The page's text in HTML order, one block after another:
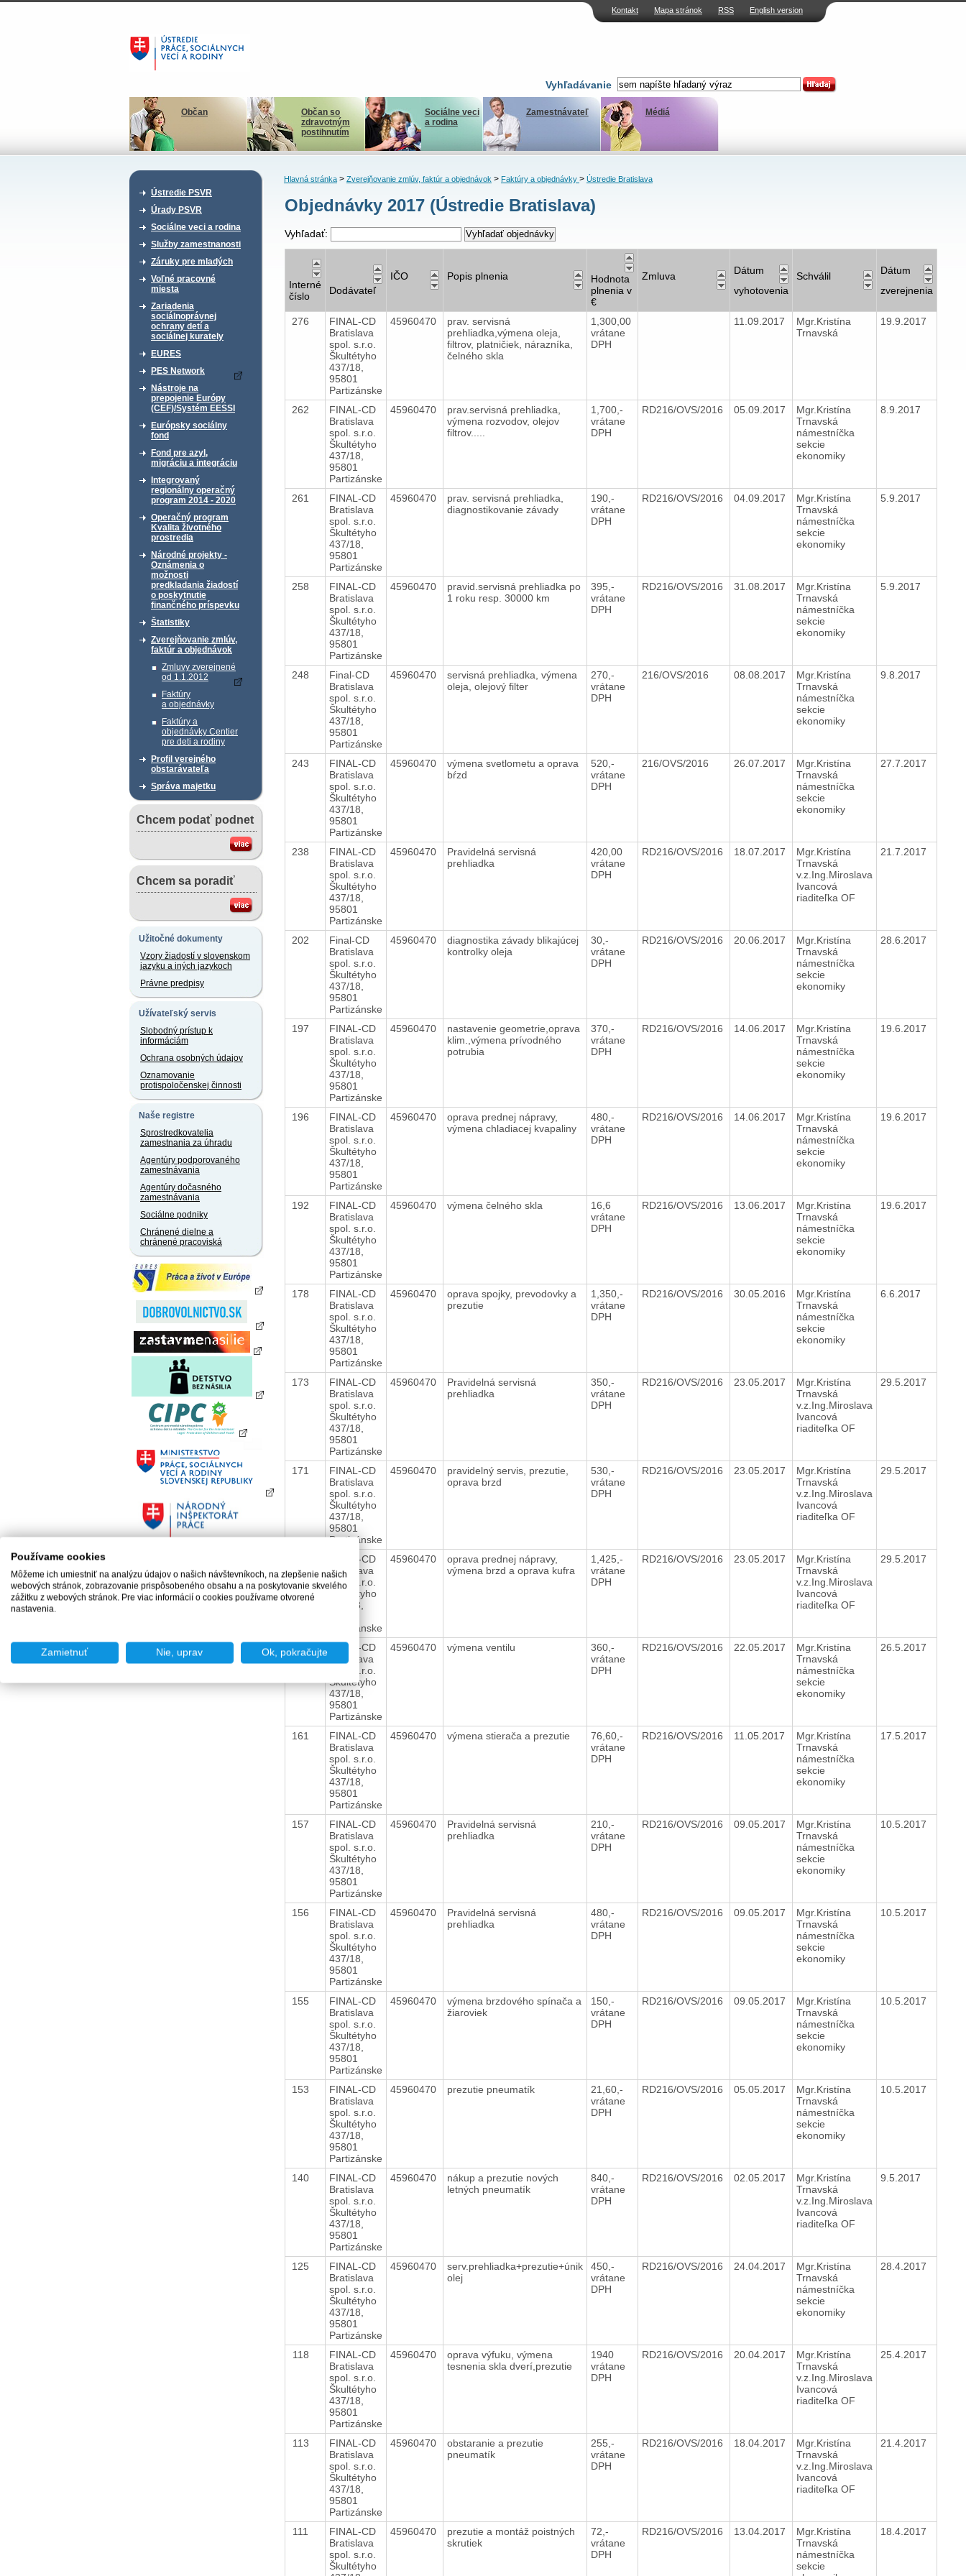
Kontakt Mapa stránok RSS English version
Vyhľadávanie
Občan
Občan so
zdravotným
postihnutím
Sociálne veci
a rodina
Zamestnávateľ Médiá
Ústredie PSVR
Úrady PSVR
Sociálne veci a rodina
Služby zamestnanosti
Záruky pre mladých
Voľné pracovné
miesta
Zariadenia
sociálnoprávnej
ochrany detí a
sociálnej kurately
EURES
PES Network
Nástroje na
prepojenie Európy
(CEF)/Systém EESSI
Európsky sociálny
fond
Fond pre azyl,
migráciu a integráciu
Integrovaný
regionálny operačný
program 2014 - 2020
Operačný program
Kvalita životného
prostredia
Národné projekty -
Oznámenia o
možnosti
predkladania žiadostí
o poskytnutie
finančného príspevku
Štatistiky
Zverejňovanie zmlúv,
faktúr a objednávok
Zmluvy zverejnené
od 1.1.2012
Faktúry
a objednávky
Faktúry a
objednávky Centier
pre deti a rodiny
Profil verejného
obstarávateľa
Správa majetku
Chcem podať podnet
Chcem sa poradiť
Užitočné dokumenty
Vzory žiadostí v slovenskom
jazyku a iných jazykoch
Právne predpisy
Užívateľský servis
Slobodný prístup k
informáciám
Ochrana osobných údajov
Oznamovanie
protispoločenskej činnosti
Naše registre
Sprostredkovatelia
zamestnania za úhradu
Agentúry podporovaného
zamestnávania
Agentúry dočasného
zamestnávania
Sociálne podniky
Chránené dielne a
chránené pracoviská
Hlavná stránka> Zverejňovanie zmlúv, faktúr a objednávok> Faktúry a objednávky > Ústredie Bratislava
Objednávky 2017 (Ústredie Bratislava)
Vyhľadať:
Interné
číslo
Dodávateľ
IČO Popis plnenia
Hodnota
plnenia v
€
Zmluva
Dátum
vyhotovenia
Schválil
Dátum
zverejnenia
276
FINAL-CD
Bratislava
spol. s.r.o.
Škultétyho
437/18,
95801
Partizánske
45960470
prav. servisná
prehliadka,výmena oleja,
filtrov, platničiek, nárazníka,
čelného skla
1,300,00
vrátane
DPH
11.09.2017
Mgr.Kristína
Trnavská
19.9.2017
262
FINAL-CD
Bratislava
spol. s.r.o.
Škultétyho
437/18,
95801
Partizánske
45960470
prav.servisná prehliadka,
výmena rozvodov, olejov
filtrov.....
1,700,-
vrátane
DPH
RD216/OVS/2016 05.09.2017
Mgr.Kristína
Trnavská
námestníčka
sekcie
ekonomiky
8.9.2017
261
FINAL-CD
Bratislava
spol. s.r.o.
Škultétyho
437/18,
95801
Partizánske
45960470
prav. servisná prehliadka,
diagnostikovanie závady
190,-
vrátane
DPH
RD216/OVS/2016 04.09.2017
Mgr.Kristína
Trnavská
námestníčka
sekcie
ekonomiky
5.9.2017
258
FINAL-CD
Bratislava
spol. s.r.o.
Škultétyho
437/18,
95801
Partizánske
45960470
pravid.servisná prehliadka po
1 roku resp. 30000 km
395,-
vrátane
DPH
RD216/OVS/2016 31.08.2017
Mgr.Kristína
Trnavská
námestníčka
sekcie
ekonomiky
5.9.2017
248
Final-CD
Bratislava
spol. s.r.o.
Škultétyho
437/18,
95801
Partizánske
45960470
servisná prehliadka, výmena
oleja, olejový filter
270,-
vrátane
DPH
216/OVS/2016 08.08.2017
Mgr.Kristína
Trnavská
námestníčka
sekcie
ekonomiky
9.8.2017
243
FINAL-CD
Bratislava
spol. s.r.o.
Škultétyho
437/18,
95801
Partizánske
45960470
výmena svetlometu a oprava
bŕzd
520,-
vrátane
DPH
216/OVS/2016 26.07.2017
Mgr.Kristína
Trnavská
námestníčka
sekcie
ekonomiky
27.7.2017
238
FINAL-CD
Bratislava
spol. s.r.o.
Škultétyho
437/18,
95801
Partizánske
45960470
Pravidelná servisná
prehliadka
420,00
vrátane
DPH
RD216/OVS/2016 18.07.2017
Mgr.Kristína
Trnavská
v.z.Ing.Miroslava
Ivancová
riaditeľka OF
21.7.2017
202
Final-CD
Bratislava
spol. s.r.o.
Škultétyho
437/18,
95801
Partizánske
45960470
diagnostika závady blikajúcej
kontrolky oleja
30,-
vrátane
DPH
RD216/OVS/2016 20.06.2017
Mgr.Kristína
Trnavská
námestníčka
sekcie
ekonomiky
28.6.2017
197
FINAL-CD
Bratislava
spol. s.r.o.
Škultétyho
437/18,
95801
Partizánske
45960470
nastavenie geometrie,oprava
klim.,výmena prívodného
potrubia
370,-
vrátane
DPH
RD216/OVS/2016 14.06.2017
Mgr.Kristína
Trnavská
námestníčka
sekcie
ekonomiky
19.6.2017
196
FINAL-CD
Bratislava
spol. s.r.o.
Škultétyho
437/18,
95801
Partizánske
45960470
oprava prednej nápravy,
výmena chladiacej kvapaliny
480,-
vrátane
DPH
RD216/OVS/2016 14.06.2017
Mgr.Kristína
Trnavská
námestníčka
sekcie
ekonomiky
19.6.2017
192
FINAL-CD
Bratislava
spol. s.r.o.
Škultétyho
437/18,
95801
Partizánske
45960470 výmena čelného skla
16,6
vrátane
DPH
RD216/OVS/2016 13.06.2017
Mgr.Kristína
Trnavská
námestníčka
sekcie
ekonomiky
19.6.2017
178
FINAL-CD
Bratislava
spol. s.r.o.
Škultétyho
437/18,
95801
Partizánske
45960470
oprava spojky, prevodovky a
prezutie
1,350,-
vrátane
DPH
RD216/OVS/2016 30.05.2016
Mgr.Kristína
Trnavská
námestníčka
sekcie
ekonomiky
6.6.2017
173
FINAL-CD
Bratislava
spol. s.r.o.
Škultétyho
437/18,
95801
Partizánske
45960470
Pravidelná servisná
prehliadka
350,-
vrátane
DPH
RD216/OVS/2016 23.05.2017
Mgr.Kristína
Trnavská
v.z.Ing.Miroslava
Ivancová
riaditeľka OF
29.5.2017
171
FINAL-CD
Bratislava
spol. s.r.o.
Škultétyho
437/18,
95801
Partizánske
45960470
pravidelný servis, prezutie,
oprava brzd
530,-
vrátane
DPH
RD216/OVS/2016 23.05.2017
Mgr.Kristína
Trnavská
v.z.Ing.Miroslava
Ivancová
riaditeľka OF
29.5.2017
FINAL-CD
Bratislava
spol. s.r.o.
Škultétyho
437/18,
Partizánske
45960470
oprava prednej nápravy,
výmena brzd a oprava kufra
1,425,-
vrátane
DPH
RD216/OVS/2016 23.05.2017
Mgr.Kristína
Trnavská
v.z.Ing.Miroslava
Ivancová
riaditeľka OF
29.5.2017
169
FINAL-CD
Bratislava
spol. s.r.o.
Škultétyho
437/18,
95801
Partizánske
45960470 výmena ventilu
360,-
vrátane
DPH
RD216/OVS/2016 22.05.2017
Mgr.Kristína
Trnavská
námestníčka
sekcie
ekonomiky
26.5.2017
161
FINAL-CD
Bratislava
spol. s.r.o.
Škultétyho
437/18,
95801
Partizánske
45960470 výmena stierača a prezutie
76,60,-
vrátane
DPH
RD216/OVS/2016 11.05.2017
Mgr.Kristína
Trnavská
námestníčka
sekcie
ekonomiky
17.5.2017
157
FINAL-CD
Bratislava
spol. s.r.o.
Škultétyho
437/18,
95801
Partizánske
45960470
Pravidelná servisná
prehliadka
210,-
vrátane
DPH
RD216/OVS/2016 09.05.2017
Mgr.Kristína
Trnavská
námestníčka
sekcie
ekonomiky
10.5.2017
156
FINAL-CD
Bratislava
spol. s.r.o.
Škultétyho
437/18,
95801
Partizánske
45960470
Pravidelná servisná
prehliadka
480,-
vrátane
DPH
RD216/OVS/2016 09.05.2017
Mgr.Kristína
Trnavská
námestníčka
sekcie
ekonomiky
10.5.2017
155
FINAL-CD
Bratislava
spol. s.r.o.
Škultétyho
437/18,
95801
Partizánske
45960470
výmena brzdového spínača a
žiaroviek
150,-
vrátane
DPH
RD216/OVS/2016 09.05.2017
Mgr.Kristína
Trnavská
námestníčka
sekcie
ekonomiky
10.5.2017
153
FINAL-CD
Bratislava
spol. s.r.o.
Škultétyho
437/18,
95801
Partizánske
45960470 prezutie pneumatík
21,60,-
vrátane
DPH
RD216/OVS/2016 05.05.2017
Mgr.Kristína
Trnavská
námestníčka
sekcie
ekonomiky
10.5.2017
140
FINAL-CD
Bratislava
spol. s.r.o.
Škultétyho
437/18,
95801
Partizánske
45960470
nákup a prezutie nových
letných pneumatík
840,-
vrátane
DPH
RD216/OVS/2016 02.05.2017
Mgr.Kristína
Trnavská
v.z.Ing.Miroslava
Ivancová
riaditeľka OF
9.5.2017
125
FINAL-CD
Bratislava
spol. s.r.o.
Škultétyho
437/18,
95801
Partizánske
45960470
serv.prehliadka+prezutie+únik
olej
450,-
vrátane
DPH
RD216/OVS/2016 24.04.2017
Mgr.Kristína
Trnavská
námestníčka
sekcie
ekonomiky
28.4.2017
118
FINAL-CD
Bratislava
spol. s.r.o.
Škultétyho
437/18,
95801
Partizánske
45960470
oprava výfuku, výmena
tesnenia skla dverí,prezutie
1940
vrátane
DPH
RD216/OVS/2016 20.04.2017
Mgr.Kristína
Trnavská
v.z.Ing.Miroslava
Ivancová
riaditeľka OF
25.4.2017
113
FINAL-CD
Bratislava
spol. s.r.o.
Škultétyho
437/18,
95801
Partizánske
45960470
obstaranie a prezutie
pneumatík
255,-
vrátane
DPH
RD216/OVS/2016 18.04.2017
Mgr.Kristína
Trnavská
v.z.Ing.Miroslava
Ivancová
riaditeľka OF
21.4.2017
111
FINAL-CD
Bratislava
spol. s.r.o.
Škultétyho
45960470
prezutie a montáž poistných
skrutiek
72,-
vrátane
DPH
RD216/OVS/2016 13.04.2017
Mgr.Kristína
Trnavská
námestníčka
sekcie
18.4.2017
Používame cookies
Môžeme ich umiestniť na analýzu údajov o našich návštevníkoch, na zlepšenie našich
webových stránok, zobrazovanie prispôsobeného obsahu a na poskytovanie skvelého
zážitku z webových stránok. Pre viac informácií o cookies používame otvorené
nastavenia.
Zamietnuť Nie, uprav Ok, pokračujte